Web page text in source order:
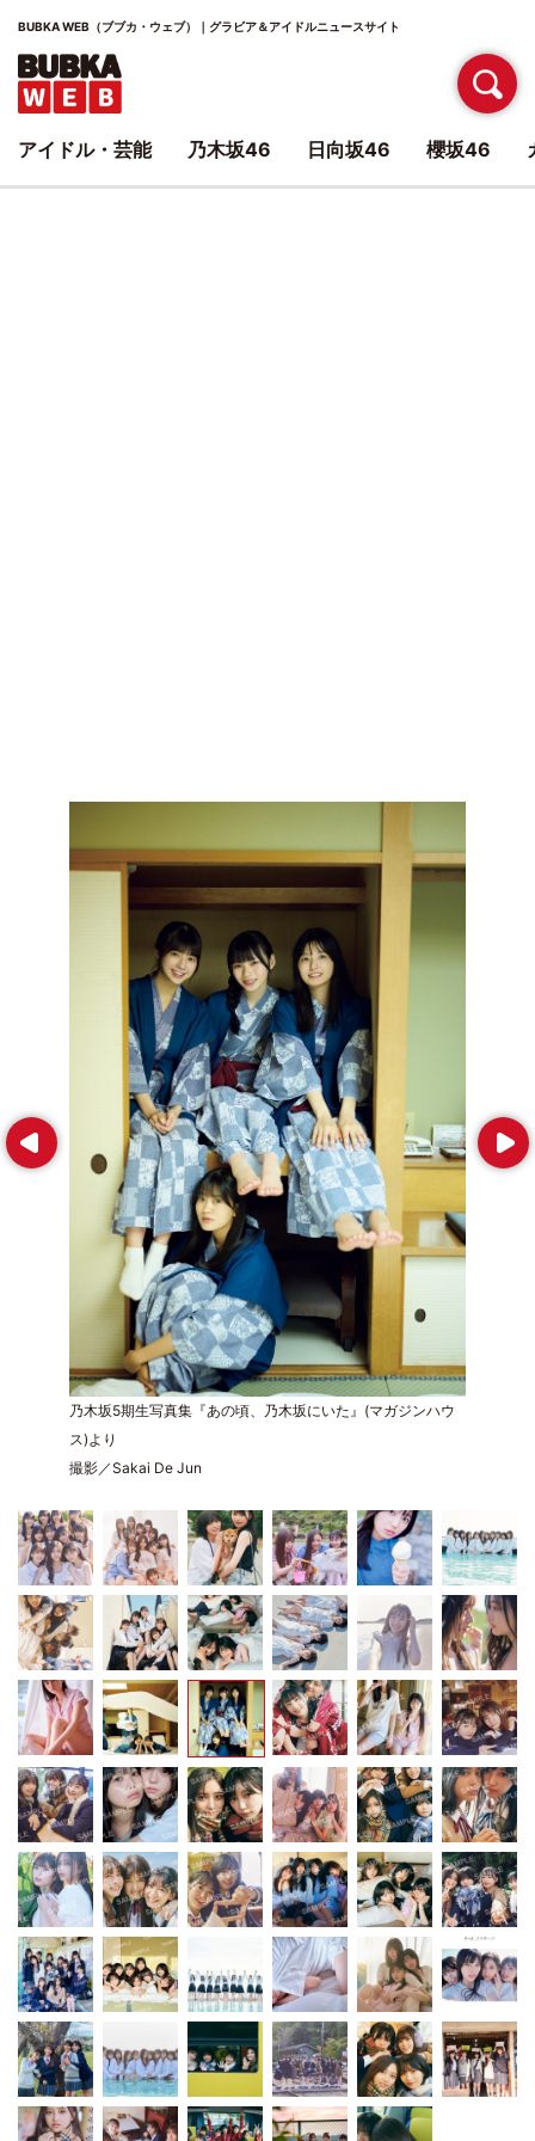
BUBKA WEB（ブブカ・ウェブ）｜グラビア＆アイドルニュースサイト
Prev
乃木坂5期生写真集『あの頃、乃木坂にいた』(マガジンハウ
ス)より
撮影／Sakai De Jun
Next
アイドル・芸能 乃木坂46 日向坂46 櫻坂46